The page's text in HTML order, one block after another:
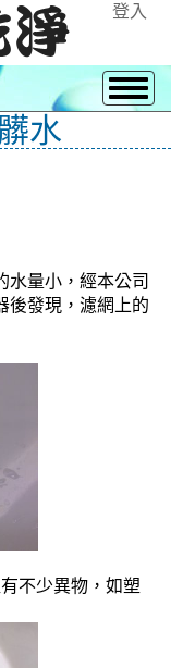
登入
水
水量小，經本公司
後發現，濾網上的
不少異物，如塑